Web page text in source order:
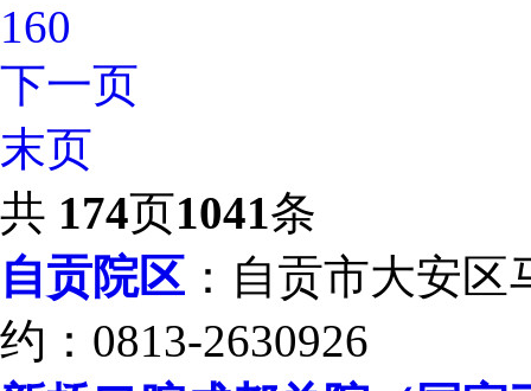
160
下一页
末页
共 174页1041条
自贡院区 ：自贡市大安
约：0813-2630926